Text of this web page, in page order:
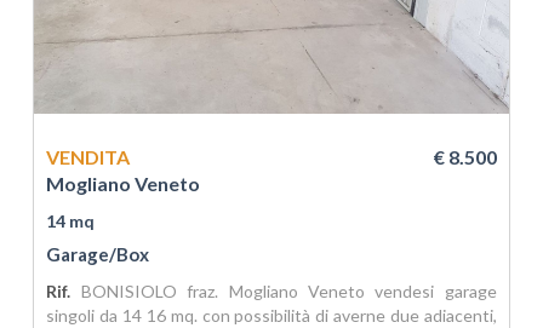
VENDITA
€ 8.500
Mogliano Veneto
14 mq
Garage/Box
Rif. BONISIOLO fraz. Mogliano Veneto vendesi garage
singoli da 14 16 mq. con possibilità di averne due adiacenti,